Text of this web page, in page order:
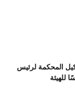
المحكمة لرئيس
للهيئة